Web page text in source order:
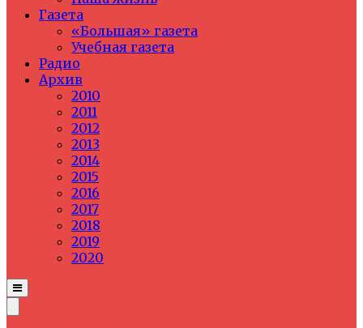
Газета
«Большая» газета
Учебная газета
Радио
Архив
2010
2011
2012
2013
2014
2015
2016
2017
2018
2019
2020